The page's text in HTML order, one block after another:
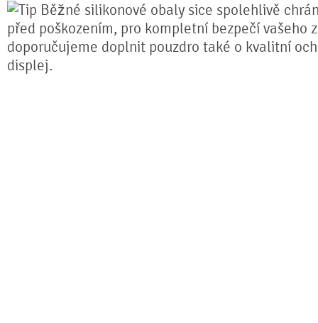
Běžné silikonové obaly sice spolehlivě
před poškozením, pro kompletní bezpečí vašeho
doporučujeme doplnit pouzdro také o kvalitní
displej.